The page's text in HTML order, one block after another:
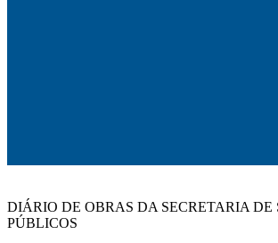
DIÁRIO DE OBRAS DA SECRETARIA DE
PÚBLICOS